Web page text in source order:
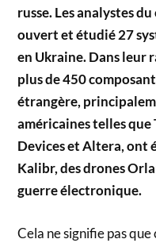
russe. Les analystes
ouvert et étudié 27
en Ukraine. Dans leur
plus de 450
étrangère,
américaines telles que
Devices et Altera, ont
Kalibr, des drones
guerre électronique.
Cela ne signifie pas